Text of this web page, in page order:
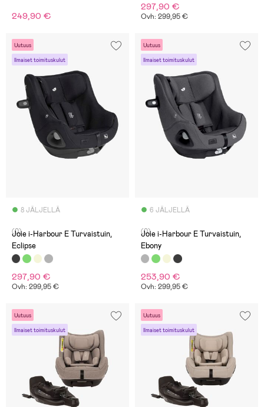
249,90 €
297,90 €
Ovh: 299,95 €
Uutuus
Ilmaiset toimituskulut
8 JÄLJELLÄ
(0)
Joie i-Harbour E Turvaistuin,
Eclipse
297,90 €
Ovh: 299,95 €
Uutuus
Ilmaiset toimituskulut
6 JÄLJELLÄ
(0)
Joie i-Harbour E Turvaistuin,
Ebony
253,90 €
Ovh: 299,95 €
Uutuus
Ilmaiset toimituskulut
Uutuus
Ilmaiset toimituskulut